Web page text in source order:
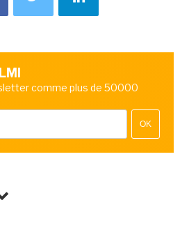
comme plus de 50000
OK